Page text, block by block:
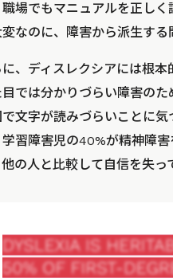
職場でもマニュアルを正し
なのに、障害から派生する
に、ディスレクシアには根
目では分かりづらい障害の
で文字が読みづらいことに
学習障害児の40%が精神障
の人と比較して自信を失っ